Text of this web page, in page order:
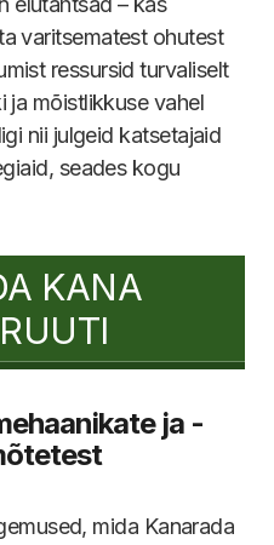
varitsematest ohutest
ressursid turvaliselt
ja mõistlikkuse vahel
nii julgeid katsetajaid
seades kogu
KANA
ja -
mida Kanarada